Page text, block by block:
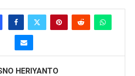
HERIYANTO